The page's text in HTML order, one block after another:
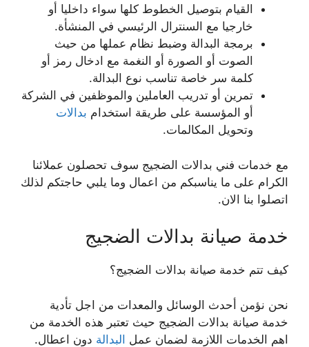
القيام بتوصيل الخطوط كلها سواء داخليا أو
خارجيا مع السنترال الرئيسي في المنشأة.
برمجة البدالة وضبط نظام عملها من حيث
الصوت أو الصورة أو النغمة مع ادخال رمز أو
كلمة سر خاصة تناسب نوع البدالة.
تمرين أو تدريب العاملين والموظفين في الشركة
أو المؤسسة على طريقة استخدام بدالات
وتحويل المكالمات.
مع خدمات فني بدالات الضجيج سوف تحصلون عملائنا
الكرام على ما يناسبكم من اعمال وما يلبي حاجتكم لذلك
اتصلوا بنا الان.
خدمة صيانة بدالات الضجيج
كيف تتم خدمة صيانة بدالات الضجيج؟
نحن نؤمن أحدث الوسائل والمعدات من اجل تأدية
خدمة صيانة بدالات الضجيج حيث تعتبر هذه الخدمة من
اهم الخدمات اللازمة لضمان عمل البدالة دون اعطال.